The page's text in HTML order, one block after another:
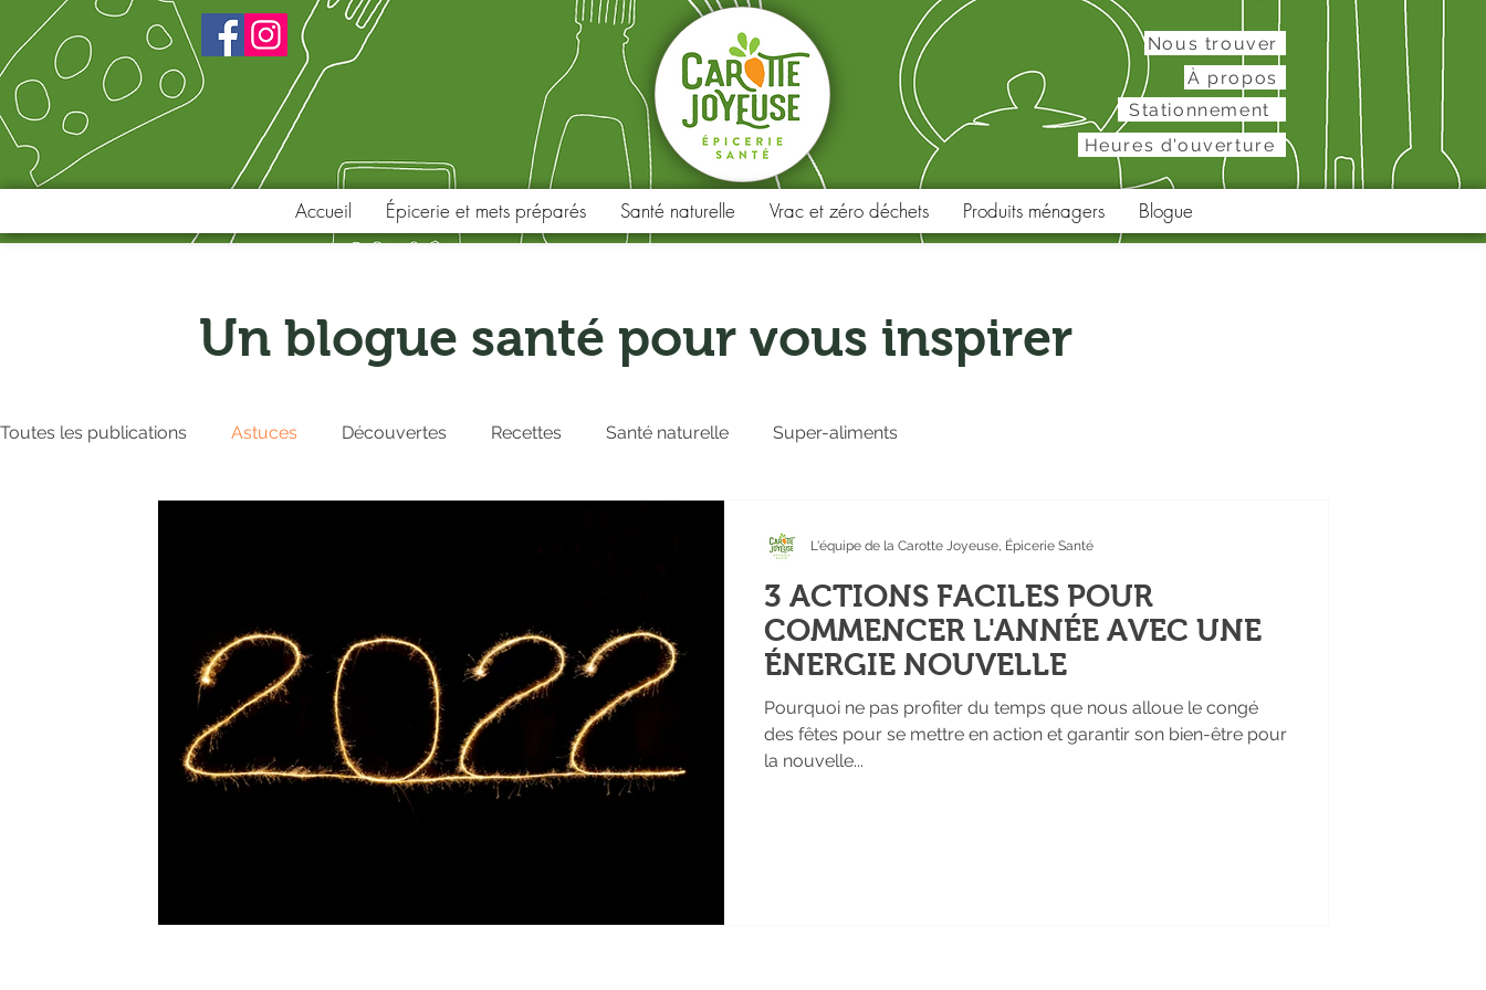
Nous trouver
À propos
Stationnement
Heures d'ouverture
Accueil Épicerie et mets préparés Santé naturelle Vrac et zéro déchets Produits ménagers Blogue
Un blogue santé pour vous inspirer
Toutes les publications Astuces Découvertes Recettes Santé naturelle Super-aliments
3 ACTIONS FACILES POUR
COMMENCER L'ANNÉE AVEC UNE
ÉNERGIE NOUVELLE
Pourquoi ne pas profiter du temps que nous alloue le congé
des fêtes pour se mettre en action et garantir son bien-être pour
la nouvelle...
L'équipe de la Carotte Joyeuse, Épicerie Santé